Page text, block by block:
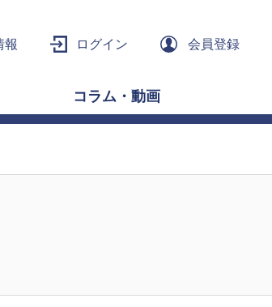
報 ログイン 会員登録
コラム・動画